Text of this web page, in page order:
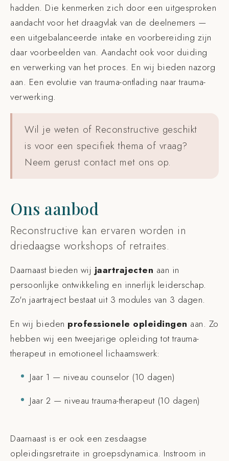
hadden. Die kenmerken zich door een uitgesproken
aandacht voor het draagvlak van de deelnemers —
een uitgebalanceerde intake en voorbereiding zijn
daar voorbeelden van. Aandacht ook voor duiding
en verwerking van het proces. En wij bieden nazorg
aan. Een evolutie van trauma-ontlading naar trauma-
verwerking.
Wil je weten of Reconstructive geschikt
is voor een specifiek thema of vraag?
Neem gerust contact met ons op.
Ons aanbod
Reconstructive kan ervaren worden in
driedaagse workshops of retraites.
Daarnaast bieden wij jaartrajecten aan in
persoonlijke ontwikkeling en innerlijk leiderschap.
Zo'n jaartraject bestaat uit 3 modules van 3 dagen.
En wij bieden professionele opleidingen aan. Zo
hebben wij een tweejarige opleiding tot trauma-
therapeut in emotioneel lichaamswerk:
Jaar 1 — niveau counselor (10 dagen)
Jaar 2 — niveau trauma-therapeut (10 dagen)
Daarnaast is er ook een zesdaagse
opleidingsretraite in groepsdynamica. Instroom in